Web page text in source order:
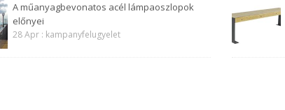
A műanyagbevonatos acél lámpaoszlopok
előnyei
28 Apr : kampanyfelugyelet